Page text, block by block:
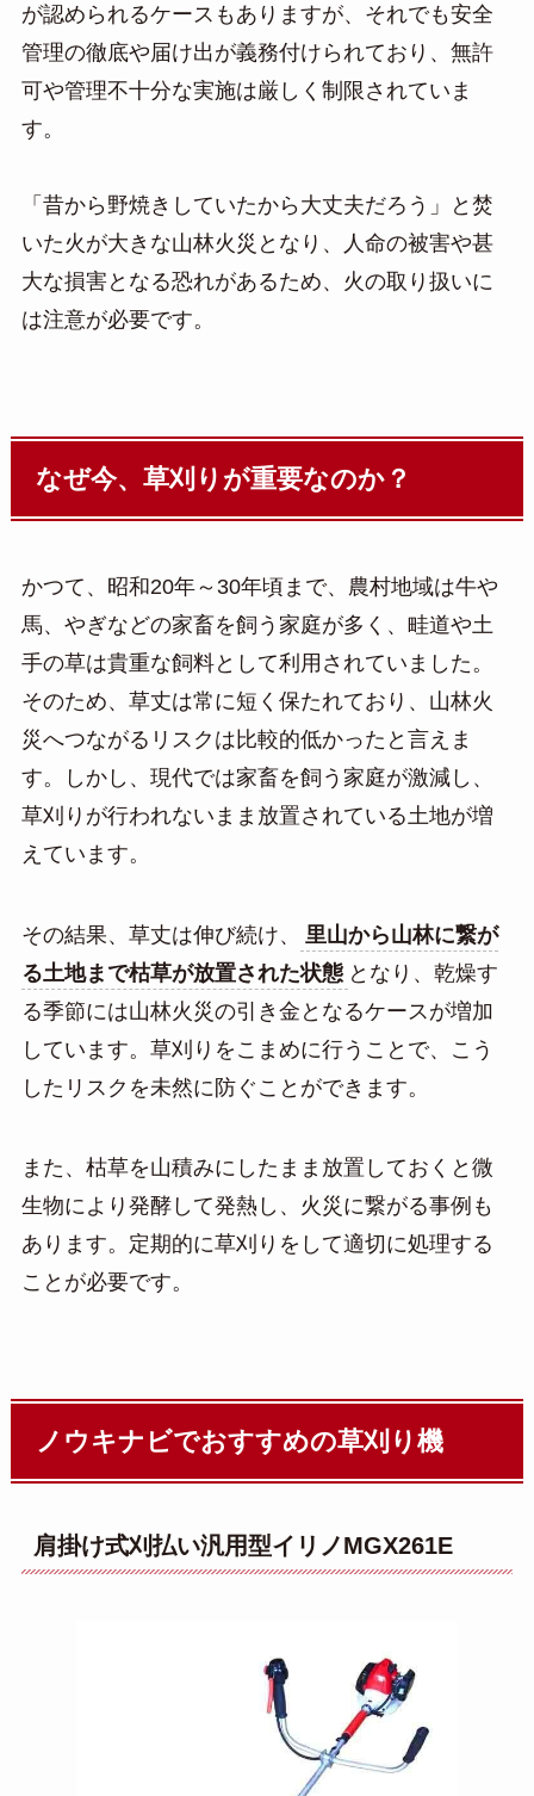
が認められるケースもありますが、それでも安全
管理の徹底や届け出が義務付けられており、無許
可や管理不十分な実施は厳しく制限されていま
す。
「昔から野焼きしていたから大丈夫だろう」と焚
いた火が大きな山林火災となり、人命の被害や甚
大な損害となる恐れがあるため、火の取り扱いに
は注意が必要です。
なぜ今、草刈りが重要なのか？
かつて、昭和20年～30年頃まで、農村地域は牛や
馬、やぎなどの家畜を飼う家庭が多く、畦道や土
手の草は貴重な飼料として利用されていました。
そのため、草丈は常に短く保たれており、山林火
災へつながるリスクは比較的低かったと言えま
す。しかし、現代では家畜を飼う家庭が激減し、
草刈りが行われないまま放置されている土地が増
えています。
その結果、草丈は伸び続け、
里山から山林に繋が
る土地まで枯草が放置された状態 となり、乾燥す
る季節には山林火災の引き金となるケースが増加
しています。草刈りをこまめに行うことで、こう
したリスクを未然に防ぐことができます。
また、枯草を山積みにしたまま放置しておくと微
生物により発酵して発熱し、火災に繋がる事例も
あります。定期的に草刈りをして適切に処理する
ことが必要です。
ノウキナビでおすすめの草刈り機
肩掛け式刈払い汎用型イリノMGX261E